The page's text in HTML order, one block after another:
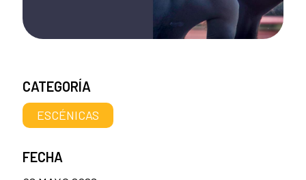
CATEGORÍA
ESCÉNICAS
FECHA